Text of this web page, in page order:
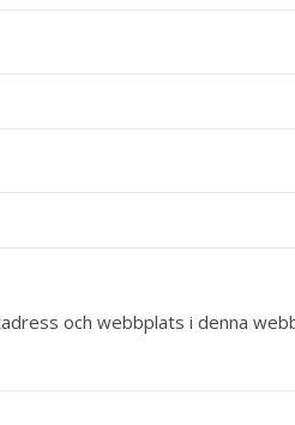
och webbplats i denna